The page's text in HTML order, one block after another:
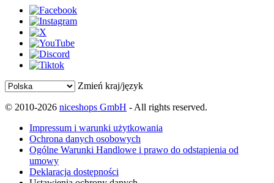
Zmień kraj/język
© 2010-2026 niceshops GmbH - All rights reserved.
Impressum i warunki użytkowania
Ochrona danych osobowych
Ogólne Warunki Handlowe i prawo do odstąpienia od
umowy
Deklaracja dostępności